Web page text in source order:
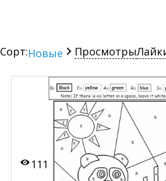
Сорт:Новые Просмотры
111